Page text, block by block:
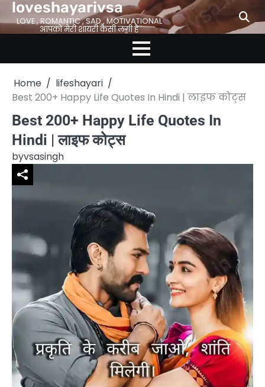
Skip
to
content
loveshayarivsa
LOVE , ROMANTIC , SAD , MOTIVATIONAL
आपको मेरी शायरी कैसी लगी है
Home
lifeshayari
Best 200+ Happy Life Quotes In Hindi | लाइफ कोट्स
Best 200+ Happy Life Quotes In
Hindi | लाइफ कोट्स
byvsasingh